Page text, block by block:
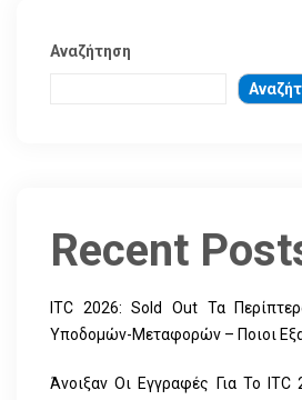
Αναζήτηση
Recent
ITC 2026: Sold Out Τα
Υποδομών-Μεταφορών – Ποιοι
Άνοιξαν Οι Εγγραφές Για Το ITC